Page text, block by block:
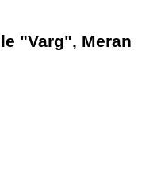
"Varg", Meran